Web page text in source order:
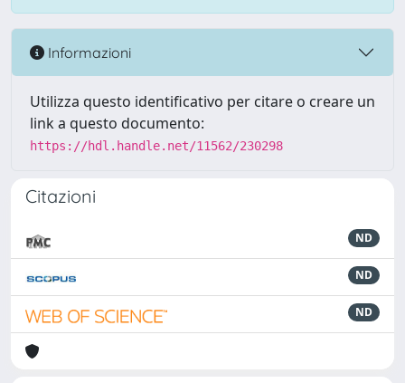
Informazioni
Utilizza questo identificativo per citare o creare un
link a questo documento:
https://hdl.handle.net/11562/230298
Citazioni
ND
ND
ND